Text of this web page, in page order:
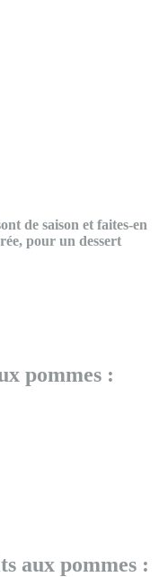
de saison et faites-en
pour un dessert
pommes :
aux pommes :